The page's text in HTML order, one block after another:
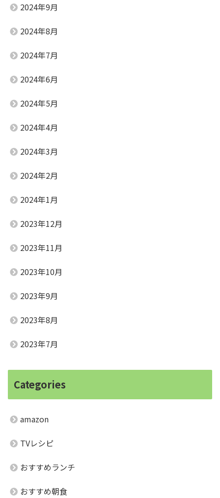
2024年9月
2024年8月
2024年7月
2024年6月
2024年5月
2024年4月
2024年3月
2024年2月
2024年1月
2023年12月
2023年11月
2023年10月
2023年9月
2023年8月
2023年7月
Categories
amazon
TVレシピ
おすすめランチ
おすすめ朝食